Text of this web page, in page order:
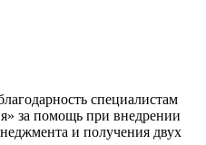
специалистам
за помощь при внедрении
и получения двух